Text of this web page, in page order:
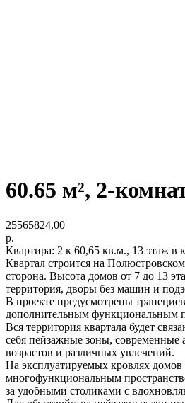
60.65 м², 2-
25565824,00
р.
Квартира: 2 к 60,65 кв.м., 13 этаж в
Квартал строится на
сторона. Высота домов от 7 до 13
территория, дворы без машин и
В проекте предусмотрены
дополнительным функциональным
Вся территория квартала будет
себя пейзажные зоны, современные
возрастов и различных увлечений.
На эксплуатируемых кровлях
многофункциональным
за удобными столиками с